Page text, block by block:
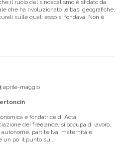
il ruolo del sindacalismo è sfidato da
che ha rivoluzionato le basi geografiche,
sulle quali esso si fondava. Non è
aprile-maggio
e fondatrice di Acta
dei freelance, si occupa di lavoro,
partite Iva, maternità e
un po’ il punto su...